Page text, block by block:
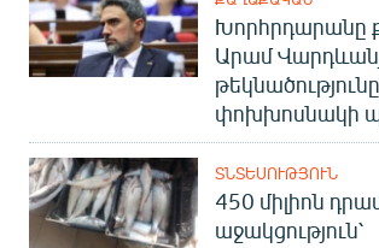
Խորհրդարանը
Արամ
փոխխոսնակի
ՏՆՏԵՍՈՒԹՅՈՒՆ
450 միլիոն
աջակցություն՝